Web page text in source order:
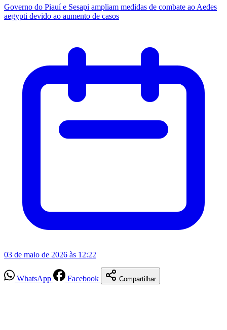
Governo do Piauí e Sesapi ampliam medidas de combate ao Aedes
aegypti devido ao aumento de casos
03 de maio de 2026 às 12:22
WhatsApp Facebook Compartilhar